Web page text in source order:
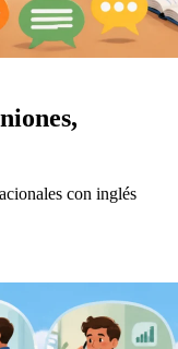
con inglés